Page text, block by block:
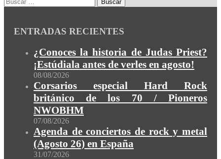
ENTRADAS RECIENTES
¿Conoces la historia de Judas Priest?
¡Estúdiala antes de verles en agosto!
08/08/2026
Corsarios especial Hard Rock
británico de los 70 / Pioneros
NWOBHM
07/08/2026
Agenda de conciertos de rock y metal
(Agosto 26) en España
31/07/2026